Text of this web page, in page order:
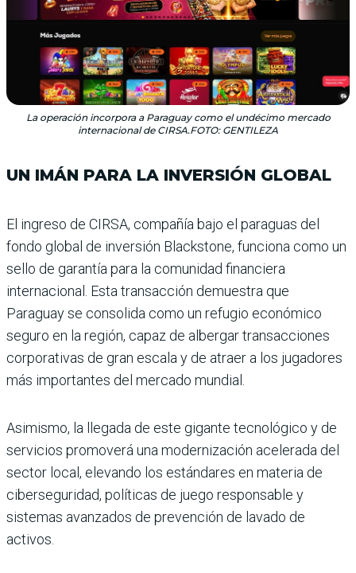
La operación incorpora a Paraguay como el undécimo mercado
internacional de CIRSA.FOTO: GENTILEZA
UN IMÁN PARA LA INVERSIÓN GLOBAL
El ingreso de CIRSA, compa­ñía bajo el paraguas del
fondo global de inversión Blacks­tone, funciona como un
sello de garantía para la comuni­dad financiera
internacional. Esta transacción demuestra que
Paraguay se consolida como un refugio económico
seguro en la región, capaz de albergar transacciones
corporativas de gran escala y de atraer a los jugadores
más importantes del mercado mundial.
Asimismo, la llegada de este gigante tecnológico y de
ser­vicios promoverá una moder­nización acelerada del
sector local, elevando los estándares en materia de
ciberseguridad, políticas de juego respon­sable y
sistemas avanzados de prevención de lavado de
activos.